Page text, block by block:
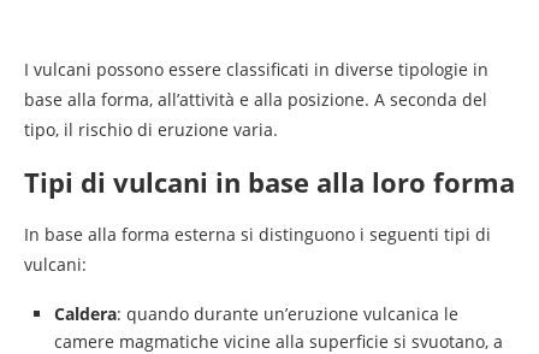
I vulcani possono essere classificati in diverse tipologie in
base alla forma, all’attività e alla posizione. A seconda del
tipo, il rischio di eruzione varia.
Tipi di vulcani in base alla loro forma
In base alla forma esterna si distinguono i seguenti tipi di
vulcani:
Caldera: quando durante un’eruzione vulcanica le
camere magmatiche vicine alla superficie si svuotano, a